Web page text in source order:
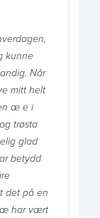
kunne
Når
mitt helt
æ e i
trøsta
glad
betydd
det på en
har vært